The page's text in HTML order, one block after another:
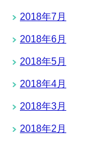
2018年7月
2018年6月
2018年5月
2018年4月
2018年3月
2018年2月